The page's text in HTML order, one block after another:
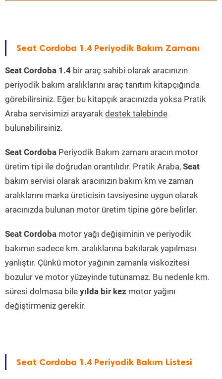
Seat Cordoba 1.4 Periyodik Bakım Zamanı
Seat Cordoba 1.4 bir araç sahibi olarak aracınızın
periyodik bakım aralıklarını araç tanıtım kitapçığında
görebilirsiniz. Eğer bu kitapçık aracınızda yoksa Pratik
Araba servisimizi arayarak destek talebinde
bulunabilirsiniz.
Seat Cordoba Periyodik Bakım zamanı aracın motor
üretim tipi ile doğrudan orantılıdır. Pratik Araba, Seat
bakım servisi olarak aracınızın bakım km ve zaman
aralıklarını marka üreticisin tavsiyesine uygun olarak
aracınızda bulunan motor üretim tipine göre belirler.
Seat Cordoba motor yağı değişiminin ve periyodik
bakımın sadece km. aralıklarına bakılarak yapılması
yanlıştır. Çünkü motor yağının zamanla viskozitesi
bozulur ve motor yüzeyinde tutunamaz. Bu nedenle km.
süresi dolmasa bile yılda bir kez motor yağını
değiştirmeniz gerekir.
Seat Cordoba 1.4 Periyodik Bakım Listesi